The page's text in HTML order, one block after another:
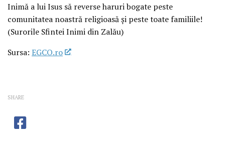
Inimă a lui Isus să reverse haruri bogate peste
comunitatea noastră religioasă și peste toate familiile!
(Surorile Sfintei Inimi din Zalău)
Sursa: EGCO.ro
SHARE